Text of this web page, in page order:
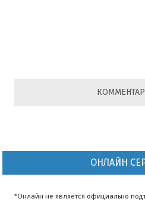
ОНЛАЙН
*Онлайн не является официально